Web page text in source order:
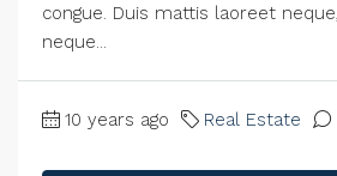
congue. Duis mattis laoreet
neque...
10 years ago Real Estate